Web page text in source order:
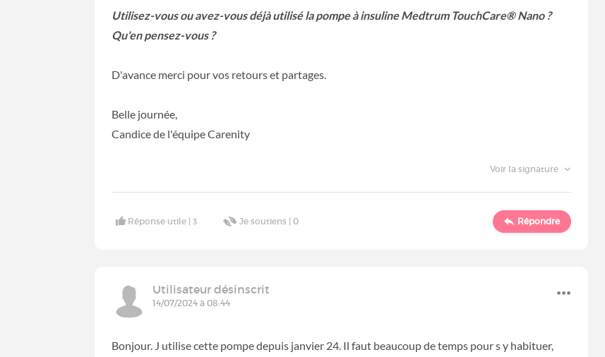
Utilisez-vous ou avez-vous déjà utilisé la pompe à insuline Medtrum TouchCare® Nano ?
Qu'en pensez-vous ?
D'avance merci pour vos retours et partages.
Belle journée,
Candice de l'équipe Carenity
Voir la signature
Réponse utile |3 Je soutiens |0 Répondre
Utilisateur désinscrit
14/07/2024 à 08:44
Bonjour. J utilise cette pompe depuis janvier 24. Il faut beaucoup de temps pour s y habituer,